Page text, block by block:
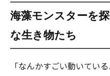
海藻モンスターを
な生き物たち
「なんかすごい動いてい